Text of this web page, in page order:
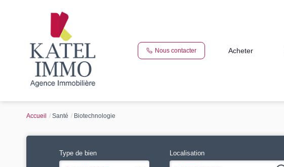
Nous contacter Acheter
Accueil Santé Biotechnologie
Type de bien Localisation